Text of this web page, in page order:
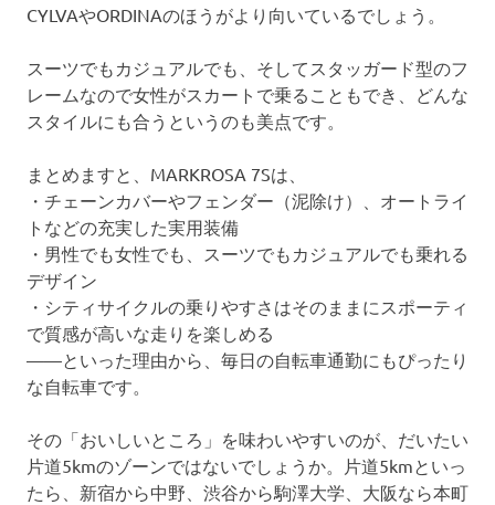
CYLVAやORDINAのほうがより向いているでしょう。
スーツでもカジュアルでも、そしてスタッガード型のフ
レームなので女性がスカートで乗ることもでき、どんな
スタイルにも合うというのも美点です。
まとめますと、MARKROSA 7Sは、
・チェーンカバーやフェンダー（泥除け）、オートライ
トなどの充実した実用装備
・男性でも女性でも、スーツでもカジュアルでも乗れる
デザイン
・シティサイクルの乗りやすさはそのままにスポーティ
で質感が高いな走りを楽しめる
——といった理由から、毎日の自転車通勤にもぴったり
な自転車です。
その「おいしいところ」を味わいやすいのが、だいたい
片道5kmのゾーンではないでしょうか。片道5kmといっ
たら、新宿から中野、渋谷から駒澤大学、大阪なら本町